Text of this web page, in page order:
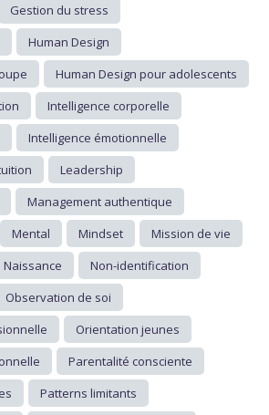
Gestion du stress
Human Design
Human Design pour adolescents
Intelligence corporelle
Intelligence émotionnelle
Leadership
Management authentique
Mental Mindset
Mission de vie
Naissance
Non-identification
Observation de soi
Orientation jeunes
Parentalité consciente
Patterns limitants